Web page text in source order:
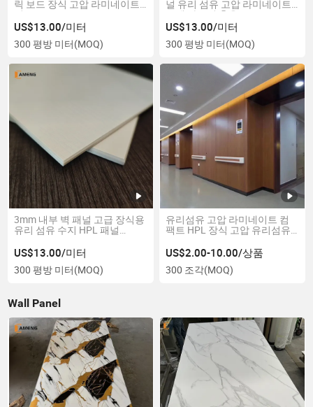
릭 보드 장식 고압 라미네이트
시트 HPL
US$13.00/미터
300 평방 미터(MOQ)
널 유리 섬유 고압 라미네이트
호텔 사무실 홀용
US$13.00/미터
300 평방 미터(MOQ)
3mm 내부 벽 패널 고급 장식용
유리 섬유 수지 HPL 패널
US$13.00/미터
300 평방 미터(MOQ)
유리섬유 고압 라미네이트 컴
팩트 HPL 장식 고압 유리섬유
US$2.00-10.00/상품
300 조각(MOQ)
Wall Panel